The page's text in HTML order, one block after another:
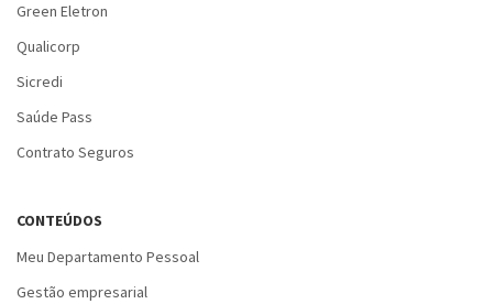
Green Eletron
Qualicorp
Sicredi
Saúde Pass
Contrato Seguros
CONTEÚDOS
Meu Departamento Pessoal
Gestão empresarial